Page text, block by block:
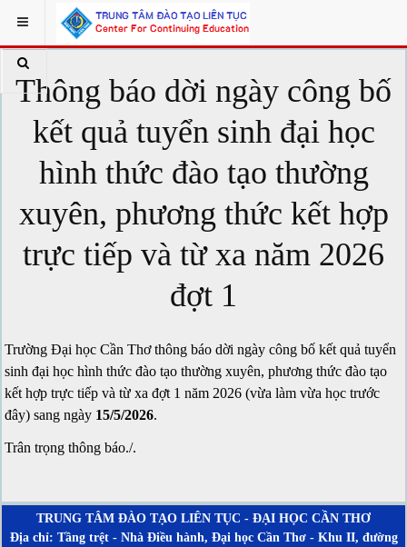
Thông báo dời ngày công bố
kết quả tuyển sinh đại học
hình thức đào tạo thường
xuyên, phương thức kết hợp
trực tiếp và từ xa năm 2026
đợt 1
Trường Đại học Cần Thơ thông báo dời ngày công bố kết quả tuyển
sinh đại học hình thức đào tạo thường xuyên, phương thức đào tạo
kết hợp trực tiếp và từ xa đợt 1 năm 2026 (vừa làm vừa học trước
đây) sang ngày 15/5/2026.
Trân trọng thông báo./.
TRUNG TÂM ĐÀO TẠO LIÊN TỤC - ĐẠI HỌC CẦN THƠ
Địa chỉ: Tầng trệt - Nhà Điều hành, Đại học Cần Thơ - Khu II, đường